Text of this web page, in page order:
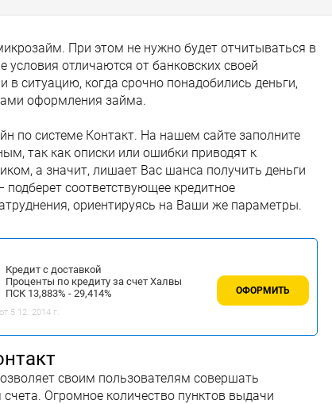
При этом не нужно будет отчитываться в
условия отличаются от банковских своей
ситуацию, когда срочно понадобились деньги,
оформления займа.
по системе Контакт. На нашем сайте заполните
так как описки или ошибки приводят к
а значит, лишает Вас шанса получить деньги
соответствующее кредитное
ориентируясь на Ваши же параметры.
Кредит с доставкой
Проценты по кредиту за счет Халвы
ПСК 13,883% - 29,414%
5 12. 2014 г.
ОФОРМИТЬ
своим пользователям совершать
Огромное количество пунктов выдачи